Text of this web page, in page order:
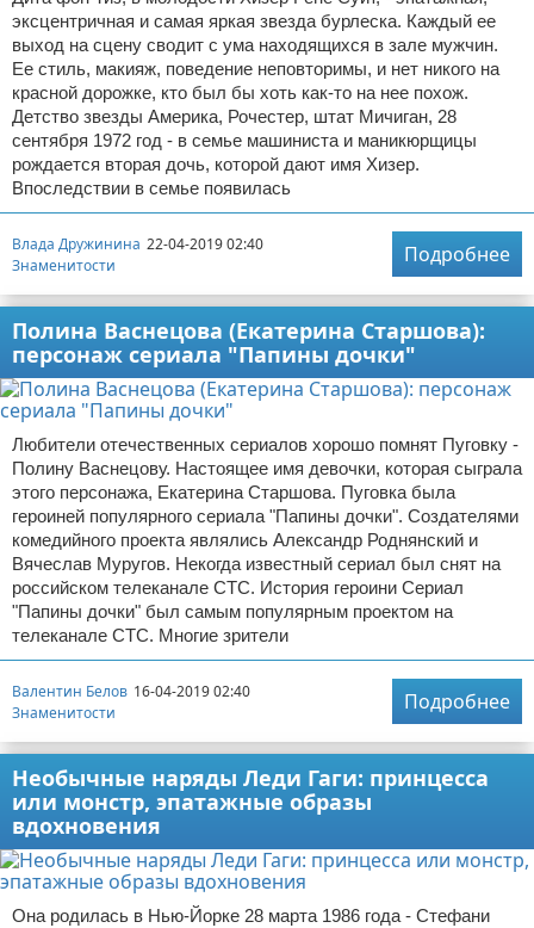
эксцентричная и самая яркая звезда бурлеска. Каждый ее
выход на сцену сводит с ума находящихся в зале мужчин.
Ее стиль, макияж, поведение неповторимы, и нет никого на
красной дорожке, кто был бы хоть как-то на нее похож.
Детство звезды Америка, Рочестер, штат Мичиган, 28
сентября 1972 год - в семье машиниста и маникюрщицы
рождается вторая дочь, которой дают имя Хизер.
Впоследствии в семье появилась
Влада Дружинина 22-04-2019 02:40
Знаменитости
Подробнее
Полина Васнецова (Екатерина Старшова):
персонаж сериала "Папины дочки"
Любители отечественных сериалов хорошо помнят Пуговку -
Полину Васнецову. Настоящее имя девочки, которая сыграла
этого персонажа, Екатерина Старшова. Пуговка была
героиней популярного сериала "Папины дочки". Создателями
комедийного проекта являлись Александр Роднянский и
Вячеслав Муругов. Некогда известный сериал был снят на
российском телеканале СТС. История героини Сериал
"Папины дочки" был самым популярным проектом на
телеканале СТС. Многие зрители
Валентин Белов 16-04-2019 02:40
Знаменитости
Подробнее
Необычные наряды Леди Гаги: принцесса
или монстр, эпатажные образы
вдохновения
Она родилась в Нью-Йорке 28 марта 1986 года - Стефани